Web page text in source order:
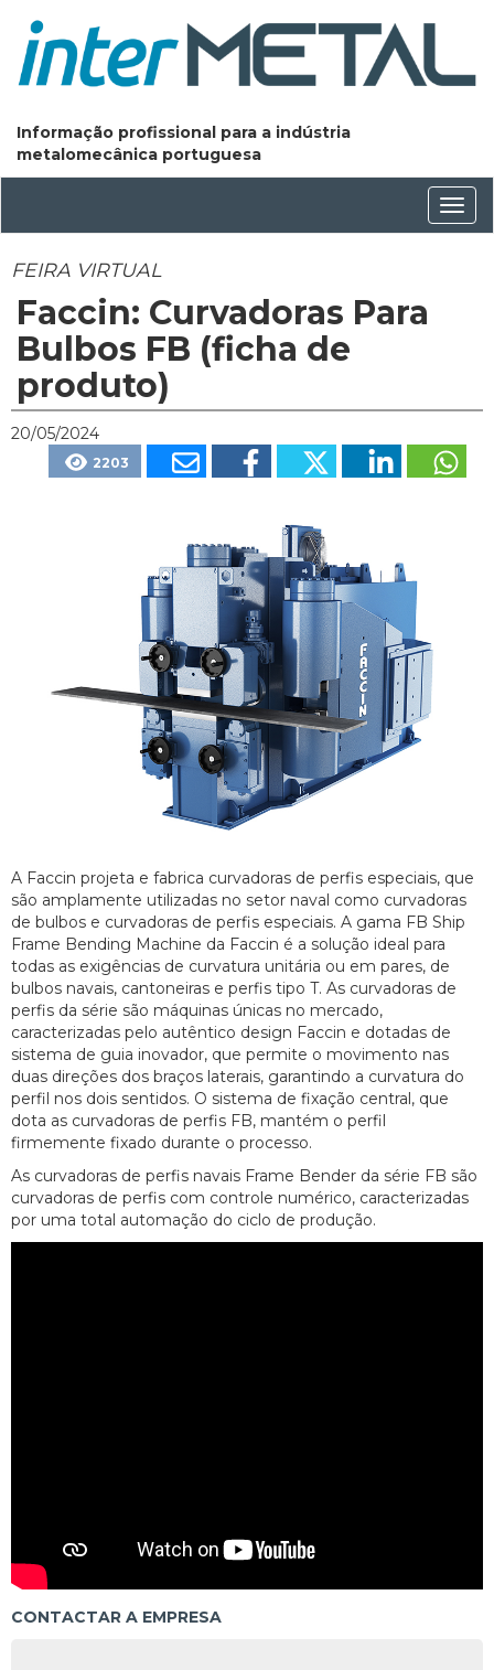
Informação profissional para a indústria
metalomecânica portuguesa
FEIRA VIRTUAL
Faccin: Curvadoras Para
Bulbos FB (ficha de
produto)
20/05/2024
2203
A Faccin projeta e fabrica curvadoras de perfis especiais, que
são amplamente utilizadas no setor naval como curvadoras
de bulbos e curvadoras de perfis especiais. A gama FB Ship
Frame Bending Machine da Faccin é a solução ideal para
todas as exigências de curvatura unitária ou em pares, de
bulbos navais, cantoneiras e perfis tipo T. As curvadoras de
perfis da série são máquinas únicas no mercado,
caracterizadas pelo autêntico design Faccin e dotadas de
sistema de guia inovador, que permite o movimento nas
duas direções dos braços laterais, garantindo a curvatura do
perfil nos dois sentidos. O sistema de fixação central, que
dota as curvadoras de perfis FB, mantém o perfil
firmemente fixado durante o processo.
As curvadoras de perfis navais Frame Bender da série FB são
curvadoras de perfis com controle numérico, caracterizadas
por uma total automação do ciclo de produção.
CONTACTAR A EMPRESA